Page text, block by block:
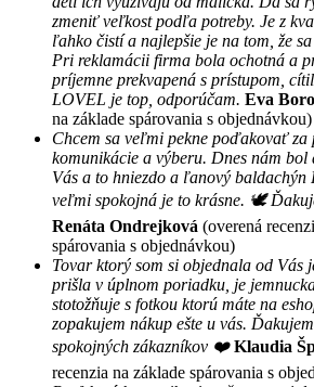
zmeniť veľkost podľa potreby. Je z
ľahko čistí a najlepšie je na tom, že
Pri reklamácii firma bola ochotná a
príjemne prekvapená s prístupom,
LOVEL je top, odporúčam. Eva
na základe spárovania s objednávkou)
Chcem sa veľmi pekne poďakovať
komunikácie a výberu. Dnes nám bol
Vás a to hniezdo a ľanový baldachýn
veľmi spokojná je to krásne. 🕊
Renáta Ondrejková (overená
spárovania s objednávkou)
Tovar ktorý som si objednala od Vás
prišla v úplnom poriadku, je
stotožňuje s fotkou ktorú máte na
zopakujem nákup ešte u vás.
spokojných zákazníkov ❤️ Klaudia
recenzia na základe spárovania s